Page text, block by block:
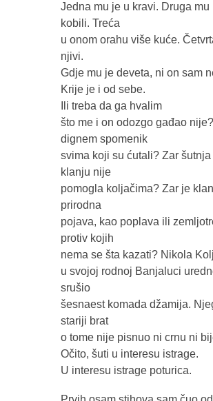
Jedna mu je u kravi. Druga mu
kobili. Treća
u onom orahu više kuće.
njivi.
Gdje mu je deveta, ni on sam
Krije je i od sebe.
Ili treba da ga hvalim
što me i on odozgo gađao
dignem spomenik
svima koji su ćutali? Zar šutnja
klanju nije
pomogla koljačima? Zar je
prirodna
pojava, kao poplava ili
protiv kojih
nema se šta kazati? Nikola
u svojoj rodnoj Banjaluci
srušio
šesnaest komada džamija.
stariji brat
o tome nije pisnuo ni crnu ni
Očito, šuti u interesu istrage.
U interesu istrage poturica.